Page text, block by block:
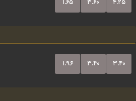
۱.۶۵ ۳.۶۰ ۴.۲۵
۱.۹۶ ۳.۴۰ ۳.۴۰